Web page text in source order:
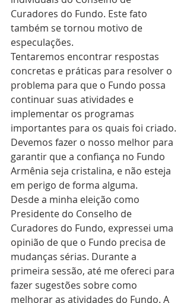
Curadores do Fundo. Este fato
também se tornou motivo de
especulações.
Tentaremos encontrar respostas
concretas e práticas para resolver o
problema para que o Fundo possa
continuar suas atividades e
implementar os programas
importantes para os quais foi criado.
Devemos fazer o nosso melhor para
garantir que a confiança no Fundo
Armênia seja cristalina, e não esteja
em perigo de forma alguma.
Desde a minha eleição como
Presidente do Conselho de
Curadores do Fundo, expressei uma
opinião de que o Fundo precisa de
mudanças sérias. Durante a
primeira sessão, até me ofereci para
fazer sugestões sobre como
melhorar as atividades do Fundo. A